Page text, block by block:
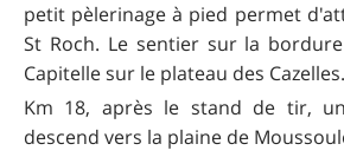
petit pèlerinage à pied permet
St Roch. Le sentier sur la
Capitelle sur le plateau des Cazelles.
Km 18, après le stand de tir,
descend vers la plaine de